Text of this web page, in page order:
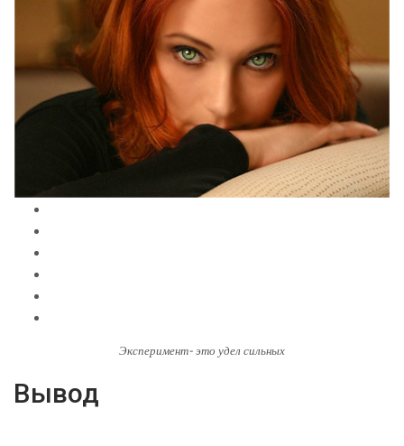
Эксперимент- это удел сильных
Вывод